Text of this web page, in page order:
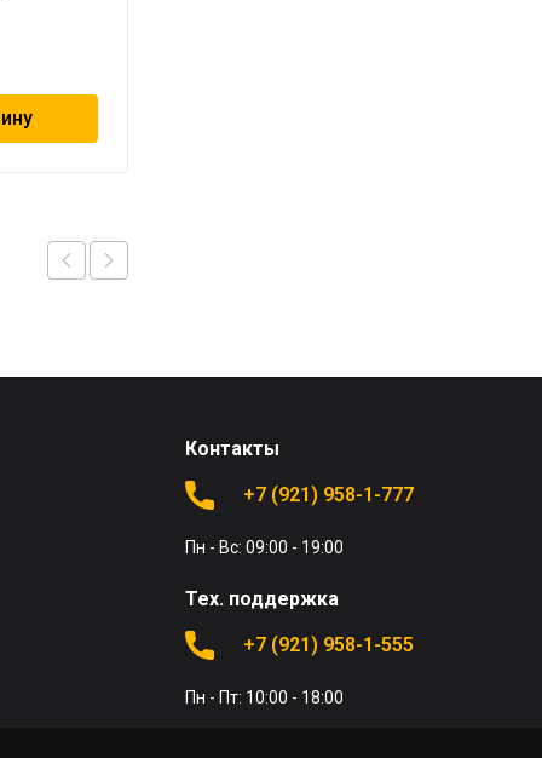
Контакты
+7 (921) 958-1-777
Пн - Вс: 09:00 - 19:00
Тех. поддержка
+7 (921) 958-1-555
Пн - Пт: 10:00 - 18:00